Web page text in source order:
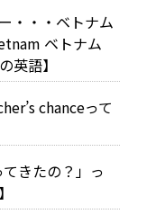
・・・ベトナム
ベトナム
英語】
chanceって
きたの？」っ